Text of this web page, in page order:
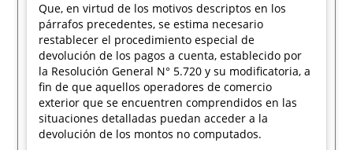
Que, en virtud de los motivos descriptos en los
párrafos precedentes, se estima necesario
restablecer el procedimiento especial de
devolución de los pagos a cuenta, establecido por
la Resolución General N° 5.720 y su modificatoria, a
fin de que aquellos operadores de comercio
exterior que se encuentren comprendidos en las
situaciones detalladas puedan acceder a la
devolución de los montos no computados.